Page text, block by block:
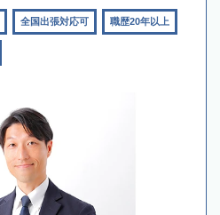
全国出張対応可 職歴20年以上